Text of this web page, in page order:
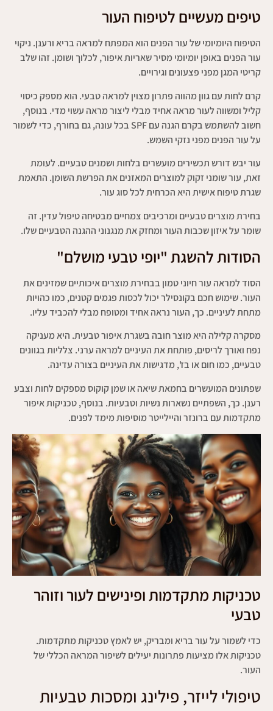
טיפים מעשיים לטיפוח העור
הטיפוח היומיומי של עור הפנים הוא המפתח למראה בריא ורענן. ניקוי
עור הפנים באופן יומיומי מסיר שאריות איפור, לכלוך ושומן. זהו שלב
קריטי המגן מפני פצעונים וגירויים.
קרם לחות עם גוון מהווה פתרון מצוין למראה טבעי. הוא מספק כיסוי
קליל ומשווה לעור מראה אחיד מבלי ליצור מראה עשוי מדי. בנוסף,
חשוב להשתמש בקרם הגנה עם SPF בכל עונה, גם בחורף, כדי לשמור
על עור הפנים מפני נזקי השמש.
עור יבש דורש תכשירים מועשרים בלחות ושמנים טבעיים. לעומת
זאת, עור שומני זקוק למוצרים המאזנים את הפרשת השומן. התאמת
שגרת טיפוח אישית היא הכרחית לכל סוג עור.
בחירת מוצרים טבעיים ומרכיבים צמחיים מבטיחה טיפול עדין. זה
שומר על איזון שכבות העור ומחזק את מנגנוני ההגנה הטבעיים שלו.
הסודות להשגת "יופי טבעי מושלם"
הסוד למראה עור חיוני טמון בבחירת מוצרים איכותיים שמזינים את
העור. שימוש חכם בקונסילר יכול לכסות פגמים קטנים, כמו כהויות
מתחת לעיניים. כך, העור נראה אחיד ומטופח מבלי להכביד עליו.
מסקרה קלילה היא מוצר חובה בשגרת איפור טבעית. היא מעניקה
נפח ואורך לריסים, פותחת את העיניים למראה ערני. צלליות בגוונים
טבעיים, כמו חום או בז', מדגישות את העיניים בצורה עדינה.
שפתונים המועשרים בחמאת שיאה או שמן קוקוס מספקים לחות וצבע
רענן. כך, השפתיים נשארות נשיות וטבעיות. בנוסף, טכניקות איפור
מתקדמות עם ברונזר והיילייטר מוסיפות מימד לפנים.
טכניקות מתקדמות ופינישים לעור וזוהר
טבעי
כדי לשמור על עור בריא ומבריק, יש לאמץ טכניקות מתקדמות.
טכניקות אלו מציעות פתרונות יעילים לשיפור המראה הכללי של
העור.
טיפולי לייזר, פילינג ומסכות טבעיות